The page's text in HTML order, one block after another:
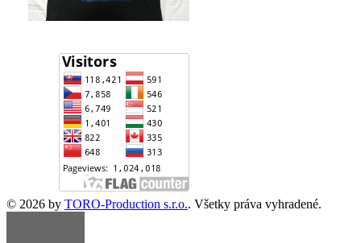
© 2026 by TORO-Production s.r.o.. Všetky práva vyhradené.